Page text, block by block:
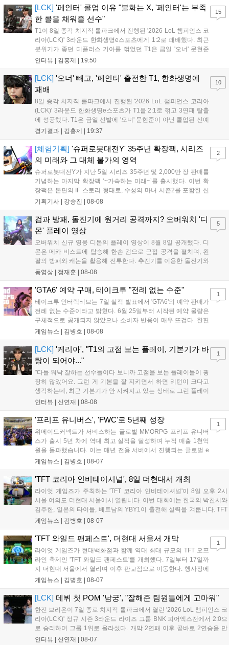
[LCK] '페인터' 콜업 이유 "불화는 X, '페인터'는 부족
한 콜을 채워줄 선수"
T1이 8일 종각 치지직 롤파크에서 진행된 '2026 LoL 챔피언스 코
리아(LCK)' 3라운드 한화생명e스포츠에게 1:2로 패배했다. 최근
분위기가 좋던 디플러스 기아를 꺾었던 T1은 금일 '오너' 문현준
을 빼고 신예 '페인터' 김은후를 투입시키는 강수를 뒀으나 결국
즈' 김수환의 인터뷰 내...
인터뷰 | 김홍제 | 19:50
15
[LCK] '오너' 빼고, '페인터' 출전한 T1, 한화생명에
패배
8일 종각 치지직 롤파크에서 진행된 '2026 LoL 챔피언스 코리아
(LCK)' 3라운드 한화생명e스포츠가 T1을 2:1로 꺾고 3연패 탈출
에 성공했다. T1은 금일 선발에 '오너' 문현준이 아닌 콜업된 신예
'페인터' 김은후를 투입했지만, 결국 1:2로 패배하고 말았다. T1은
을 빼냈다....
경기결과 | 김홍제 | 19:37
10
[체험기획] '슈퍼로봇대전Y' 35주년 확장팩, 시리즈
의 미래와 그 대체 불가의 영역
슈퍼로봇대전Y가 지난 5일 시리즈 35주년 및 2,000만 장 판매를
기념하는 마지막 확장팩 ‘~가속하는 미래~’를 출시했다. 이번 확
장팩은 본편의 IF 스토리 형태로, 수성의 마녀 시즌2를 포함한 신
규 참전작과 크로스오버 합체기를 선보이며 작품을 완결 짓는다.
하는 몰입감 있는 서사와 조합을 구현하며 시리즈의 미래를 향한
새로운 가능성을 제시했다....
기획기사 | 강승진 | 08-08
2
검과 방패, 돌진기에 원거리 공격까지? 오버워치 '디
몬' 플레이 영상
오버워치 신규 영웅 디몬의 플레이 영상이 8월 8일 공개됐다. 디
몬은 메카 비스트에 탑승해 한손 검으로 근접 공격을 펼치며, 왼
팔의 방패와 캐논을 활용해 전투한다. 추진기를 이용한 돌진기와
참격 형태의 궁극기를 보유했고, 메카 파괴 시 맨몸으로 기관총을
산의 영웅들 업데이트를 통해 정식 출시될 예정이다....
동영상 | 정재훈 | 08-08
5
'GTA6' 예약 구매, 테이크투 "전례 없는 수준"
테이크투 인터랙티브는 7일 실적 발표에서 'GTA6'의 예약 판매가
전례 없는 수준이라고 밝혔다. 6월 25일부터 시작된 예약 물량은
구체적으로 공개되지 않았으나 소비자 반응이 매우 뜨겁다. 한편
11월 19일 PS5와 Xbox 시리즈 X|S로 정식 출시될 예정이며, 록
상 'Grand Theft Auto VI: An Extended Look'을 최초 공개할 계획
이다....
게임뉴스 | 김병호 | 08-08
1
[LCK] '케리아', "T1의 고점 보는 플레이, 기본기가 바
탕이 되어야..."
"다들 워낙 잘하는 선수들이다 보니까 고점을 보는 플레이들이 굉
장히 많았어요. 그런 게 기본을 잘 지키면서 하면 리턴이 크다고
생각하는데, 최근 기본기가 안 지켜지고 있는 상태로 그런 플레이
를 추구하다 보니까 팀적으로 안 좋은 사고가 계속 많이 났던 것
LoL 챔피언스 코리아(LCK)'...
인터뷰 | 신연재 | 08-08
1
'프리프 유니버스', 'FWC'로 5년째 성장
위메이드커넥트가 서비스하는 글로벌 MMORPG 프리프 유니버
스가 출시 5년 차에 역대 최고 실적을 달성하며 누적 매출 1천억
원을 돌파했습니다. 이는 매년 전용 서버에서 진행되는 글로벌 e
스포츠 대회 FWC의 영향이 큽니다. FWC는 이용자가 동일한 조
은 전년 대비 매출과 이용자 지표가 대폭 상승하는 성과를 냈습니
다. 오는 10월 필리핀 마닐라에서 총상금 11만 달러 규모의 제4회
FWC 그랜드 파이널이 개최될 예정이며, 위메이드커넥트는 이를
통해 커뮤니티 중심의 장기 성장 모델을 지속할 방침입니다....
게임뉴스 | 김병호 | 08-07
1
'TFT 코리아 인비테이셔널', 8일 더현대서 개최
라이엇 게임즈가 주최하는 'TFT 코리아 인비테이셔널'이 8일 오후 2시
서울 여의도 더현대 서울에서 열립니다. 이번 대회에는 한국의 박찬서와
김주한, 일본의 타이틀, 베트남의 YBY1이 출전해 실력을 겨룹니다. TFT
는 소속팀 없이 개인 자격으로 참가하는 독특한 대회 구조를 가지며, 누
17일까지 이어지는 이번 행사는 신규 세트 체험과 공연 등 다양한 즐길
거리를 제공하며, 이후 현대백화점 판교점에서도 행사가 이어질 예정입
니다. 연말에는 라스베이거스 오픈이 개최됩니다....
게임뉴스 | 김병호 | 08-07
'TFT 와일드 팬페스트', 더현대 서울서 개막
라이엇 게임즈가 현대백화점과 함께 역대 최대 규모의 TFT 오프
라인 축제인 'TFT 와일드 팬페스트'를 개최했다. 7일부터 17일까
지 더현대 서울에서 열리며 이후 판교점으로 이동한다. 행사장에
는 체험, 스페셜, 무대 존이 마련됐으며 8일 오후 2시 인비테이셔
연 등 다채로운 일정이 준비되어 있다. 사전 예약은 조기 마감될
만큼 큰 인기를 끌고 있다....
게임뉴스 | 김병호 | 08-07
1
[LCK] 데뷔 첫 POM '남궁', "잘해준 팀원들에게 고마워"
한진 브리온이 7일 종로 치지직 롤파크에서 열린 '2026 LoL 챔피언스 코
리아(LCK)' 정규 시즌 3라운드 라이즈 그룹 BNK 피어엑스전에서 2:0으
로 승리하며 그룹 1위로 올라섰다. 개막 2연패 이후 곧바로 2연승을 만
들어내면서 이어질 4라운드에 대한 기대감을 올렸다. 다음은 이날 데뷔
인터뷰 | 신연재 | 08-07